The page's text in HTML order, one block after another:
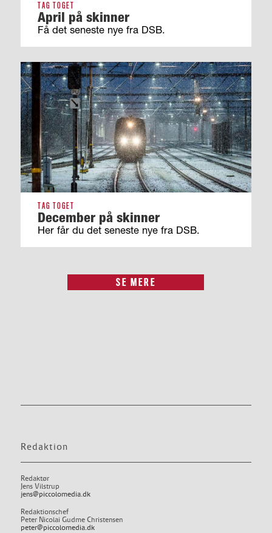
TAG TOGET
April på skinner
Få det seneste nye fra DSB.
TAG TOGET
December på skinner
Her får du det seneste nye fra DSB.
SE MERE
Redaktion
Redaktør
Jens Vilstrup
jens@piccolomedia.dk
Redaktionschef
Peter Nicolai Gudme Christensen
peter@piccolomedia.dk